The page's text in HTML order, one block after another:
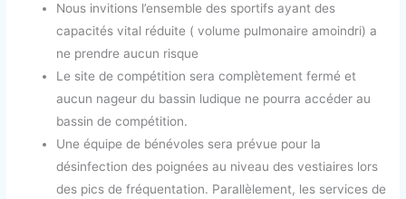
Nous invitions l’ensemble des sportifs ayant des
capacités vital réduite ( volume pulmonaire amoindri) a
ne prendre aucun risque
Le site de compétition sera complètement fermé et
aucun nageur du bassin ludique ne pourra accéder au
bassin de compétition.
Une équipe de bénévoles sera prévue pour la
désinfection des poignées au niveau des vestiaires lors
des pics de fréquentation. Parallèlement, les services de